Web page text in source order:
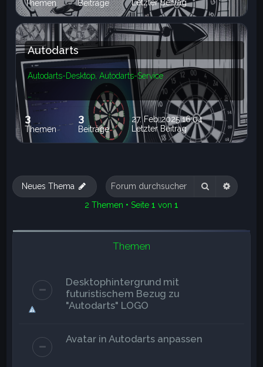
Themen Beiträge
Letzter Beitrag
Autodarts
Autodarts-Desktop, Autodarts-Service
3
Themen
3
Beiträge
27. Feb 2025 16:04
Letzter Beitrag
Neues Thema Suche
2 Themen • Seite 1 von 1
Themen
Desktophintergrund mit
futuristischem Bezug zu
"Autodarts" LOGO
Avatar in Autodarts anpassen